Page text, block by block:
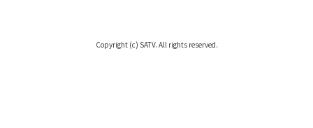
Copyright (c) SATV. All rights reserved.